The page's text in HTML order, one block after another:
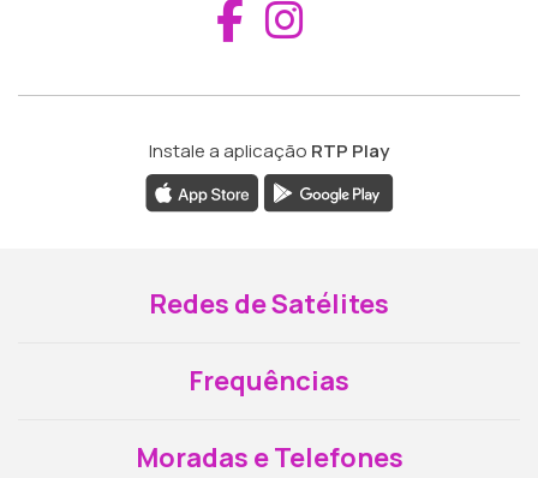
Aceder ao
Instale a aplicação RTP Play
Redes de Satélites
Frequências
Moradas e Telefones